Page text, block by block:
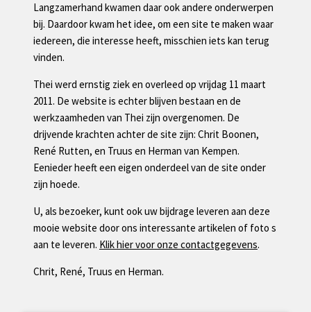
Langzamerhand kwamen daar ook andere onderwerpen
bij. Daardoor kwam het idee, om een site te maken waar
iedereen, die interesse heeft, misschien iets kan terug
vinden.
Thei werd ernstig ziek en overleed op vrijdag 11 maart
2011. De website is echter blijven bestaan en de
werkzaamheden van Thei zijn overgenomen. De
drijvende krachten achter de site zijn: Chrit Boonen,
René Rutten, en Truus en Herman van Kempen.
Eenieder heeft een eigen onderdeel van de site onder
zijn hoede.
U, als bezoeker, kunt ook uw bijdrage leveren aan deze
mooie website door ons interessante artikelen of foto s
aan te leveren. Klik hier voor onze contactgegevens.
Chrit, René, Truus en Herman.